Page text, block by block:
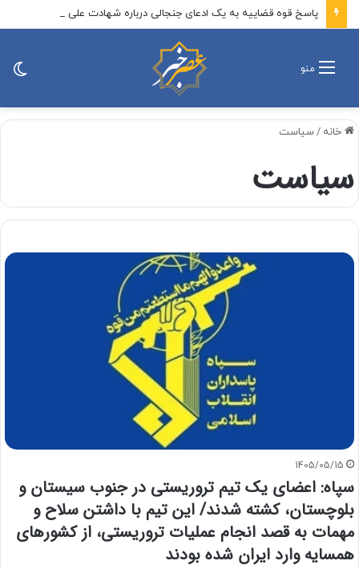
پاسخ قوه قضاییه به یک ادعای جنجالی درباره شهادت علی لاریجانی
منو
خانه /سیاست
سیاست
1405/05/15
سپاه: اعضای یک تیم تروریستی در جنوب سیستان و
بلوچستان، کشته شدند/ این تیم با داشتن سلاح و
مهمات به قصد انجام عملیات تروریستی، از کشورهای
همسایه وارد ایران شده بودند